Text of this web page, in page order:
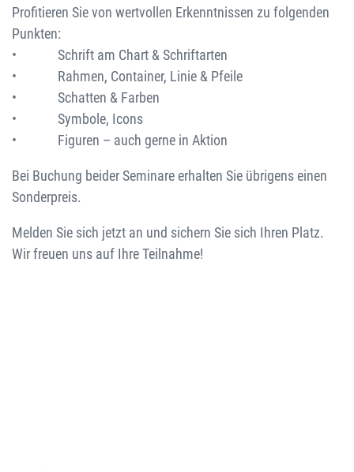
Profitieren Sie von wertvollen Erkenntnissen zu folgenden
Punkten:
• Schrift am Chart & Schriftarten
• Rahmen, Container, Linie & Pfeile
• Schatten & Farben
• Symbole, Icons
• Figuren – auch gerne in Aktion
Bei Buchung beider Seminare erhalten Sie übrigens einen
Sonderpreis.
Melden Sie sich jetzt an und sichern Sie sich Ihren Platz.
Wir freuen uns auf Ihre Teilnahme!